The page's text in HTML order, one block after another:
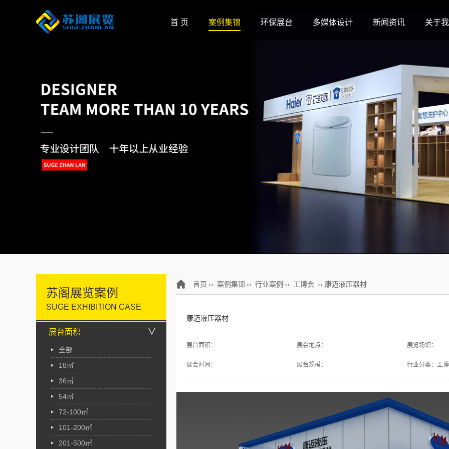
首 页 案例集锦 环保展台 多媒体设计 新闻资讯 关于
苏阁展览案例
SUGE EXHIBITION CASE
∨
展台面积
全部
18㎡
36㎡
54㎡
72-100㎡
101-200㎡
201-500㎡
首页 ›› 案例集锦 ›› 行业案例 ›› 工博会 ›› 康迈液压器材
康迈液压器材
展台面积： 展会地点： 展览场馆：
展会时间： 展台规模： 行业分类：工